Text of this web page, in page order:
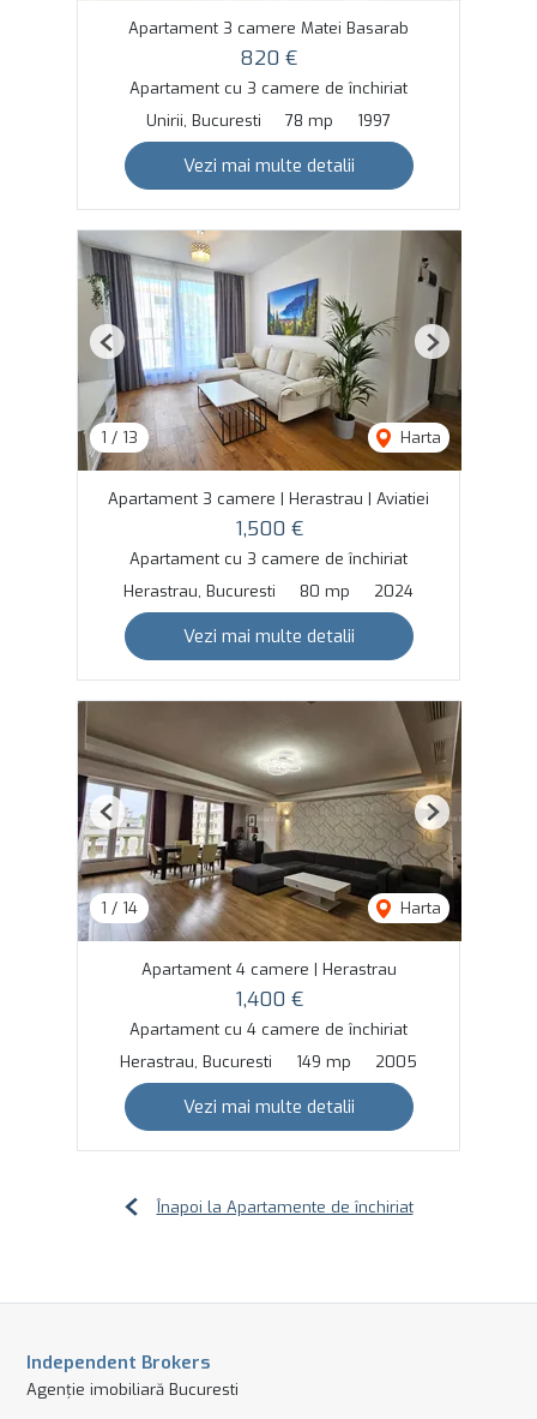
Apartament 3 camere Matei Basarab
820 €
Apartament cu 3 camere de închiriat
Unirii, Bucuresti
78 mp 1997
Vezi mai multe detalii
1 / 13 Harta
Previous Next
Apartament 3 camere | Herastrau | Aviatiei
1,500 €
Apartament cu 3 camere de închiriat
Herastrau, Bucuresti
80 mp 2024
Vezi mai multe detalii
1 / 14 Harta
Previous Next
Apartament 4 camere | Herastrau
1,400 €
Apartament cu 4 camere de închiriat
Herastrau, Bucuresti
149 mp 2005
Vezi mai multe detalii
Înapoi la Apartamente de închiriat
Independent Brokers
Agenție imobiliară Bucuresti